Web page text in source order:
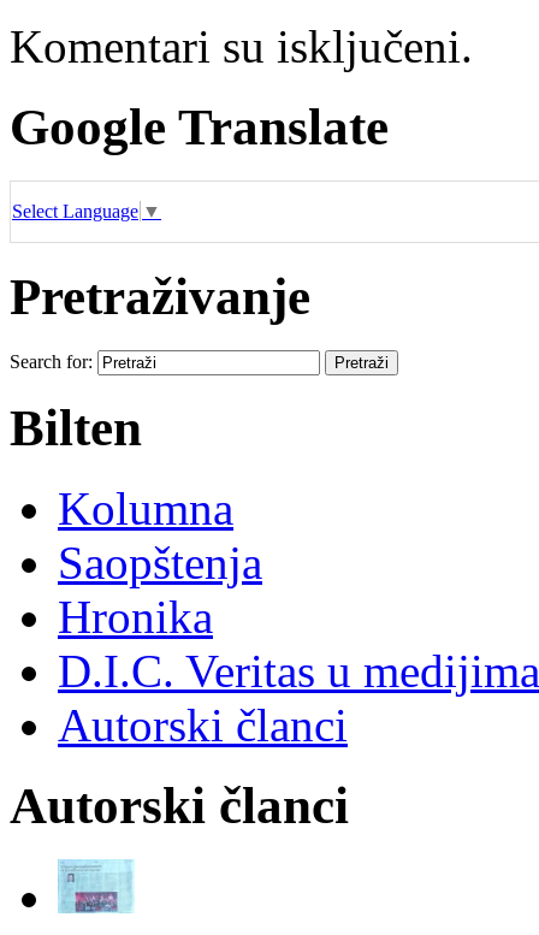
Komentari su isključeni.
Google Translate
Select Language ▼
Pretraživanje
Search for:
Bilten
Kolumna
Saopštenja
Hronika
D.I.C. Veritas u medijima
Autorski članci
Autorski članci